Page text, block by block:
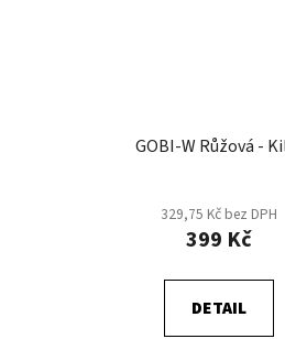
GOBI-W Růžová -
329,75 Kč bez DPH
399 Kč
DETAIL